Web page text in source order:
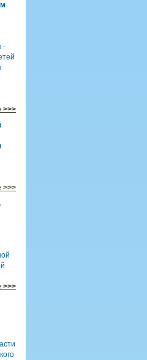
-
>>>
>>>
>>>